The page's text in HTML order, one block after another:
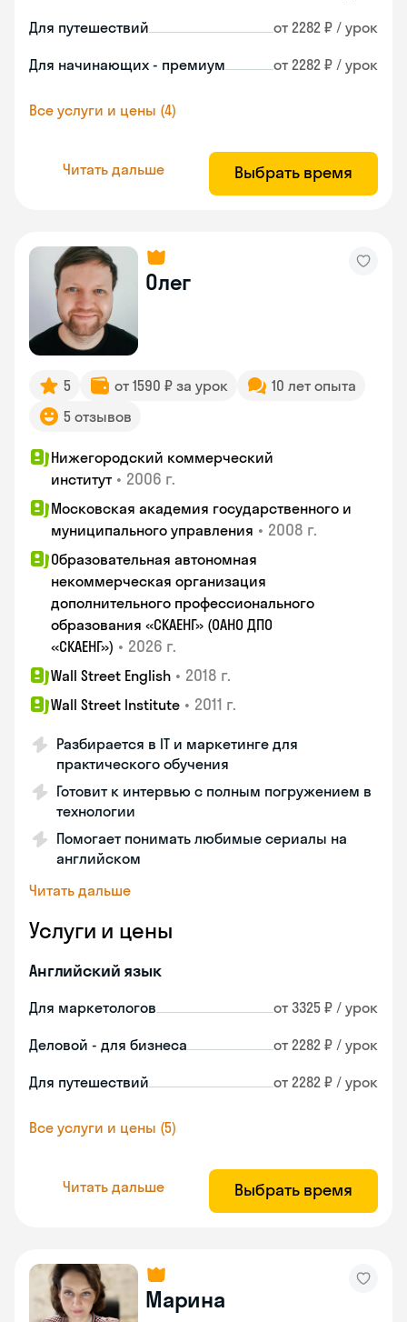
Для путешествий от 2282 ₽ / урок
Для начинающих - премиум от 2282 ₽ / урок
Все услуги и цены (4)
Читать дальше Выбрать время
Олег
5 от 1590 ₽ за урок
10 лет опыта
5 отзывов
Нижегородский коммерческий
институт • 2006 г.
Московская академия государственного и
муниципального управления • 2008 г.
Образовательная автономная
некоммерческая организация
дополнительного профессионального
образования «СКАЕНГ» (ОАНО ДПО
«СКАЕНГ») • 2026 г.
Wall Street English • 2018 г.
Wall Street Institute • 2011 г.
Разбирается в IT и маркетинге для
практического обучения
Готовит к интервью с полным погружением в
технологии
Помогает понимать любимые сериалы на
английском
Читать дальше
Услуги и цены
Английский язык
Для маркетологов от 3325 ₽ / урок
Деловой - для бизнеса от 2282 ₽ / урок
Для путешествий от 2282 ₽ / урок
Все услуги и цены (5)
Читать дальше Выбрать время
Марина